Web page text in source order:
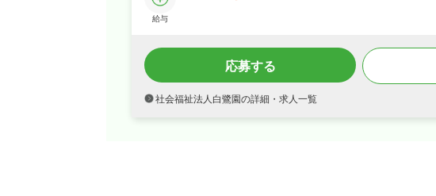
給与
応募する
社会福祉法人白鷺園の詳細・求人一覧